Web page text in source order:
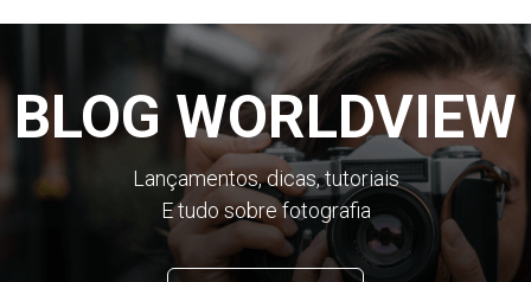
BLOG WORLDVIEW
Lançamentos, dicas, tutoriais
E tudo sobre fotografia